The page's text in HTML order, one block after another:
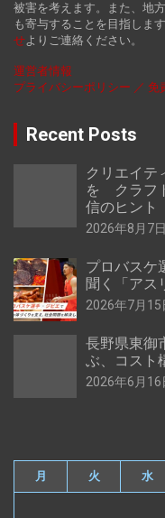
被害を考えます。また、地
も寄与することを目指しま
せよりご連絡ください。
運営者情報
プライバシーポリシー ／ 免
Recent Posts
クリエイテ
を クラフ
信のヒント
2026年8月7日
プロバス
聞く「アス
2026年7月15
長野県東御
ぶ、コスト
2026年6月16
月 火 水